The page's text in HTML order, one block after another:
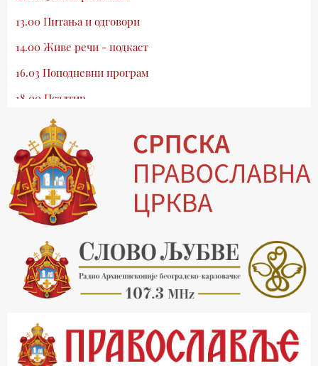
13.00 Питања и одговори
14.00 Живе речи - подкаст
16.03 Поподневни програм
18.00 Псалтир
19.03 Млади у Цркви
19.30 Вечерње молитве
20.00 Вести из Цркве
20.15 Реч архијереја
20.30 Храм културе
21.03 Господ над војскама
22.03 Црквена предавања и трибине
23.00 Питања и одговори
00.03 Црквена предавања и трибине
01.03 Живе речи - подкаст